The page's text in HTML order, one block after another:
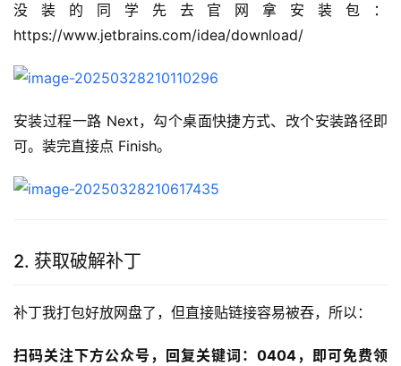
没装的同学先去官网拿安装包：
https://www.jetbrains.com/idea/download/
安装过程一路 Next，勾个桌面快捷方式、改个安装路径即
可。装完直接点 Finish。
2. 获取破解补丁
补丁我打包好放网盘了，但直接贴链接容易被吞，所以：
扫码关注下方公众号，回复关键词：0404，即可免费领